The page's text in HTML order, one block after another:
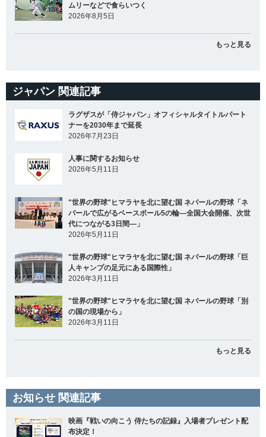
ムリーなどで食らいつく
2026年8月5日
もっと見る
ジャパン 関連記事
ラグザスが「侍ジャパン」オフィシャルタイトルパート
ナーを2030年まで延長
2026年7月23日
人事に関するお知らせ
2026年5月11日
"世界の野球"ヒマラヤを北に望む国 ネパールの野球「ネ
パールで広がるベースボール5の輪―全国大会開催、次世
代につながる3日間―」
2026年5月11日
"世界の野球"ヒマラヤを北に望む国 ネパールの野球「巨
人キャンプの足元にある国際性」
2026年3月11日
"世界の野球"ヒマラヤを北に望む国 ネパールの野球「別
の国の現場から」
2026年3月11日
もっと見る
お知らせ 関連記事
映画『戦いの向こう 侍たちの記録』入場者プレゼント配
布決定！